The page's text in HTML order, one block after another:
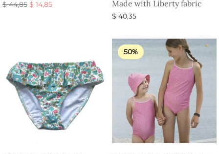
$44,85 원래 가
$ 14,85현재 가
Made with Liberty fabric
$ 40,35
50%